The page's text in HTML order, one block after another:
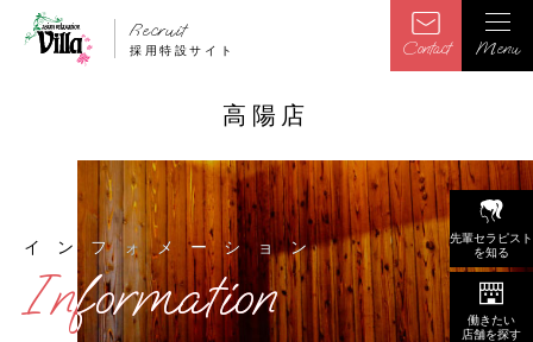
Recruit
採用特設サイト Contact Menu
先輩セラピスト
を知る
働きたい
店舗を探す
高陽店
インフォメーション
Information
インフォメーション
Information